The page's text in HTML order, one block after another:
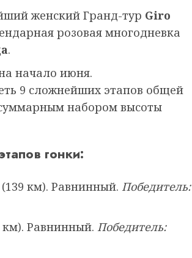
женский Гранд-тур Giro
розовая многодневка
.
начало июня.
9 сложнейших этапов общей
набором высоты
гонки:
км). Равнинный. Победитель:
Равнинный. Победитель: